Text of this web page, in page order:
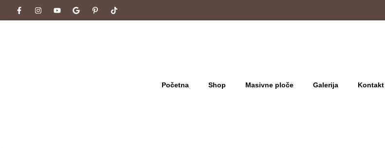
Početna Shop Masivne ploče Galerija Kontakt